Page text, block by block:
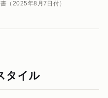
（2025年8月7日付）
タイル